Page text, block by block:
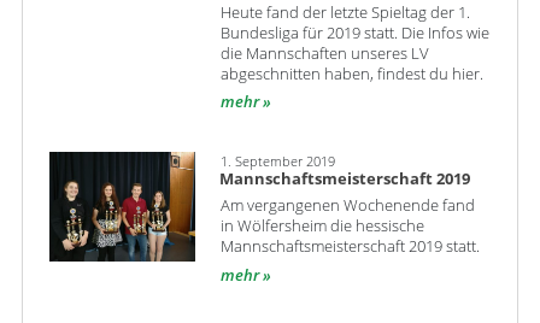
Heute fand der letzte Spieltag der 1.
Bundesliga für 2019 statt. Die Infos wie
die Mannschaften unseres LV
abgeschnitten haben, findest du hier.
mehr
1. September 2019
Mannschaftsmeisterschaft 2019
Am vergangenen Wochenende fand
in Wölfersheim die hessische
Mannschaftsmeisterschaft 2019 statt.
mehr